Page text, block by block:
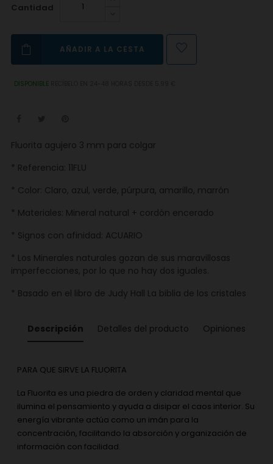
Cantidad
AÑADIR A LA CESTA
DISPONIBLE
Fluorita agujero 3 mm para colgar
* Referencia: 11FLU
* Color: Claro, azul, verde, púrpura, amarillo, marrón
* Materiales: Mineral natural + cordón encerado
* Signos con afinidad: ACUARIO
* Los Minerales naturales gozan de sus maravillosas
imperfecciones, por lo que no hay dos iguales.
* Basado en el libro de Judy Hall La biblia de los cristales
Descripción Detalles del producto Opiniones
PARA QUE SIRVE LA FLUORITA
La Fluorita es una piedra de orden y claridad mental que
ilumina el pensamiento y ayuda a disipar el caos interior. Su
energía vibrante actúa como un imán para la
concentración, facilitando la absorción y organización de
información con facilidad.